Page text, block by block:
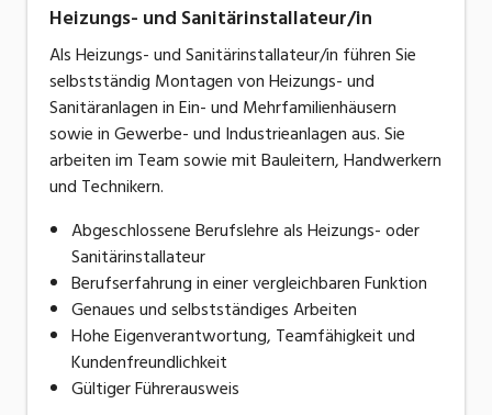
Verkauf, Handel, Kundenberatung,
Aussendienst
Heizungs- und Sanitärinstallateur/in
Als Heizungs- und Sanitärinstallateur/in führen Sie
selbstständig Montagen von Heizungs- und
Sanitäranlagen in Ein- und Mehrfamilienhäusern
sowie in Gewerbe- und Industrieanlagen aus. Sie
arbeiten im Team sowie mit Bauleitern, Handwerkern
und Technikern.
Abgeschlossene Berufslehre als Heizungs- oder
Sanitärinstallateur
Berufserfahrung in einer vergleichbaren Funktion
Genaues und selbstständiges Arbeiten
Hohe Eigenverantwortung, Teamfähigkeit und
Kundenfreundlichkeit
Gültiger Führerausweis